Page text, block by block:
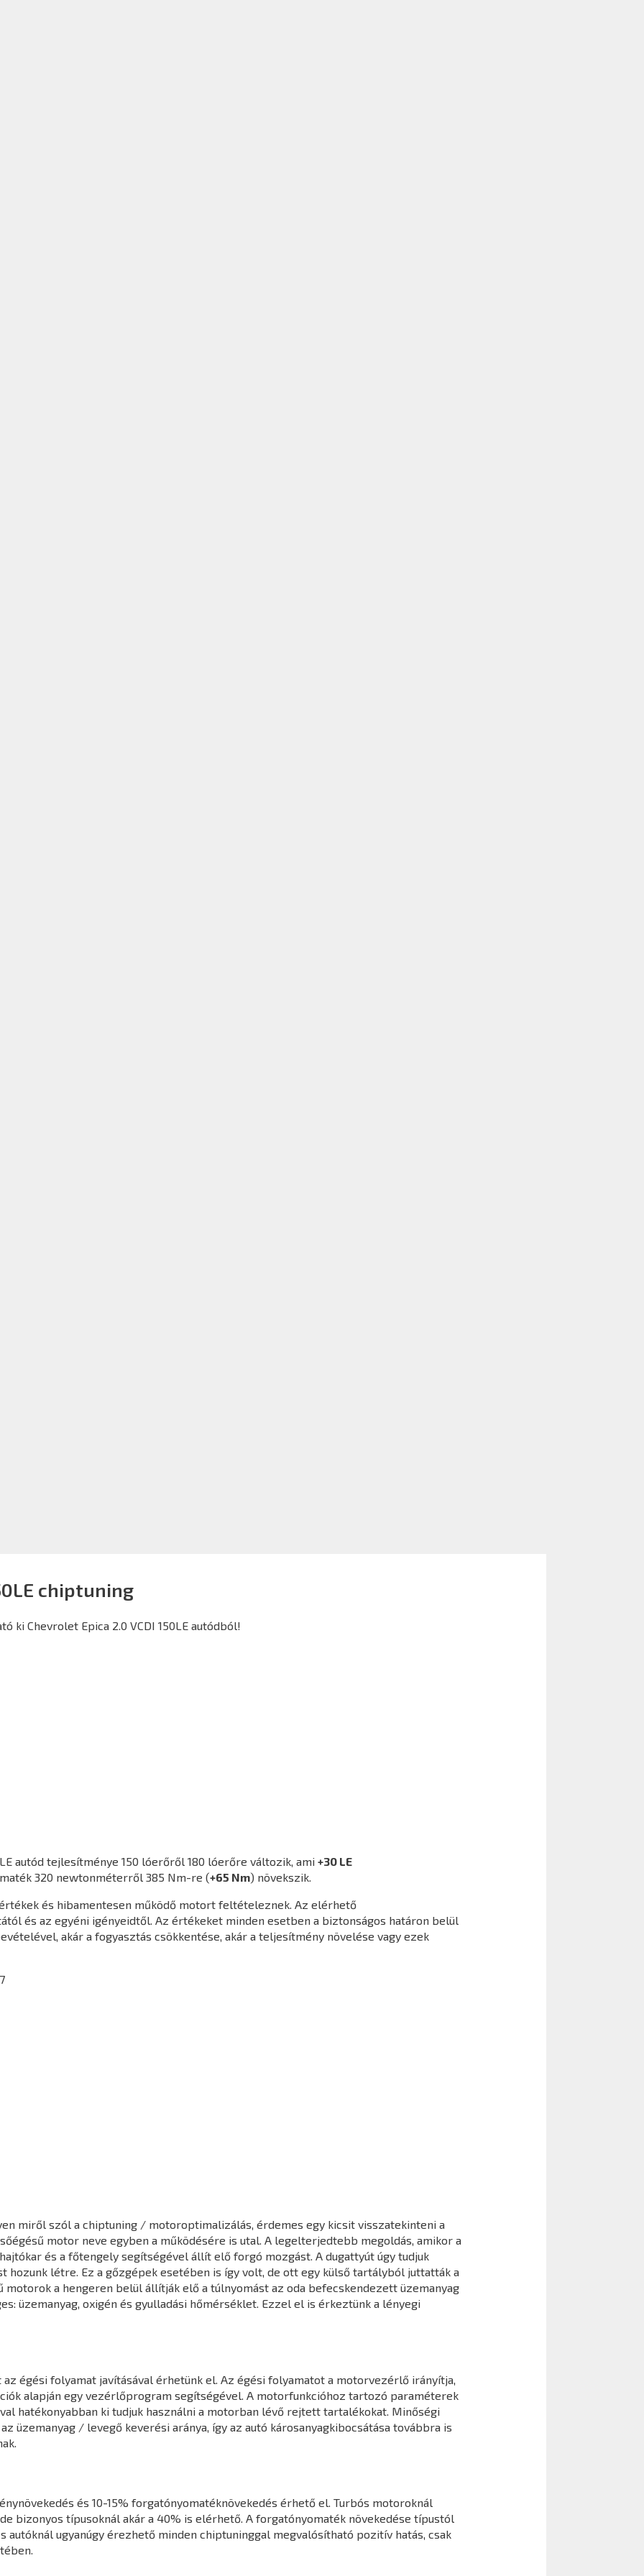
chiptuning
ki Chevrolet Epica 2.0 VCDI 150LE autódból!
autód tejlesítménye 150 lóerőről 180 lóerőre változik, ami +30 LE
320 newtonméterről 385 Nm-re (+65 Nm) növekszik.
és hibamentesen működő motort feltételeznek. Az elérhető
és az egyéni igényeidtől. Az értékeket minden esetben a biztonságos határon belül
akár a fogyasztás csökkentése, akár a teljesítmény növelése vagy ezek
miről szól a chiptuning / motoroptimalizálás, érdemes egy kicsit visszatekinteni a
motor neve egyben a működésére is utal. A legelterjedtebb megoldás, amikor a
és a főtengely segítségével állít elő forgó mozgást. A dugattyút úgy tudjuk
hozunk létre. Ez a gőzgépek esetében is így volt, de ott egy külső tartályból juttatták a
motorok a hengeren belül állítják elő a túlnyomást az oda befecskendezett üzemanyag
üzemanyag, oxigén és gyulladási hőmérséklet. Ezzel el is érkeztünk a lényegi
égési folyamat javításával érhetünk el. Az égési folyamatot a motorvezérlő irányítja,
alapján egy vezérlőprogram segítségével. A motorfunkcióhoz tartozó paraméterek
hatékonyabban ki tudjuk használni a motorban lévő rejtett tartalékokat. Minőségi
üzemanyag / levegő keverési aránya, így az autó károsanyagkibocsátása továbbra is
és 10-15% forgatónyomatéknövekedés érhető el. Turbós motoroknál
bizonyos típusoknál akár a 40% is elérhető. A forgatónyomaték növekedése típustól
autóknál ugyanúgy érezhető minden chiptuninggal megvalósítható pozitív hatás, csak